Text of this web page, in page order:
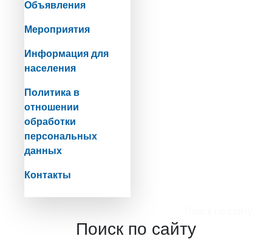
Объявления
Мероприятия
Информация для
населения
Политика в
отношении
обработки
персональных
данных
Контакты
Поиск по сайту